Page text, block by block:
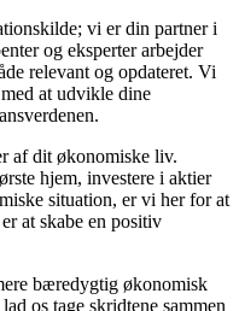
vi er din partner i
og eksperter arbejder
relevant og opdateret. Vi
at udvikle dine
af dit økonomiske liv.
hjem, investere i aktier
situation, er vi her for at
at skabe en positiv
bæredygtig økonomisk
os tage skridtene sammen